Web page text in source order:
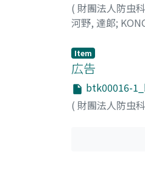
( 財團法人防虫
河野, 達郞;
Item
広告
btk00016-
( 財團法人防虫